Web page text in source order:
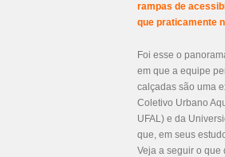
rampas de
que praticamente
Foi esse o
em que a equipe
calçadas são uma
Coletivo Urbano
UFAL) e da
que, em seus
Veja a seguir o que